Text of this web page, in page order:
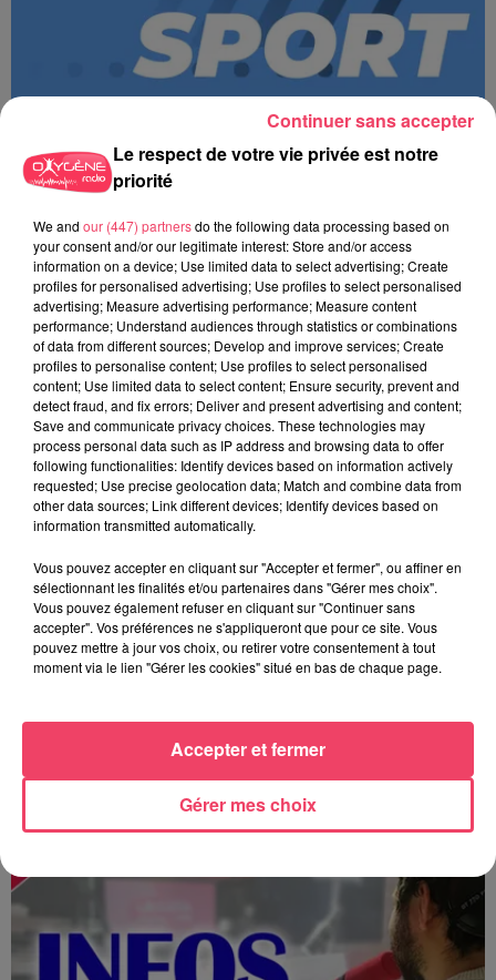
MAGSPORT MATIN 49 08/08/26
MAGSPORT SOIR 49 07/08/26
Le respect de votre vie privée est notre
priorité
We and our (447) partnersdo the following data processing based on
your consent and/or our legitimate interest: Store and/or access
information on a device; Use limited data to select advertising; Create
profiles for personalised advertising; Use profiles to select personalised
advertising; Measure advertising performance; Measure content
performance; Understand audiences through statistics or combinations
of data from different sources; Develop and improve services; Create
profiles to personalise content; Use profiles to select personalised
content; Use limited data to select content; Ensure security, prevent and
detect fraud, and fix errors; Deliver and present advertising and content;
Save and communicate privacy choices. These technologies may
process personal data such as IP address and browsing data to offer
following functionalities: Identify devices based on information actively
requested; Use precise geolocation data; Match and combine data from
other data sources; Link different devices; Identify devices based on
information transmitted automatically.
Vous pouvez accepter en cliquant sur "Accepter et fermer", ou affiner en
sélectionnant les finalités et/ou partenaires dans "Gérer mes choix".
Vous pouvez également refuser en cliquant sur "Continuer sans
accepter". Vos préférences ne s'appliqueront que pour ce site. Vous
pouvez mettre à jour vos choix, ou retirer votre consentement à tout
moment via le lien "Gérer les cookies" situé en bas de chaque page.
Gérer mes choix
Accepter et fermer
Continuer sans accepter